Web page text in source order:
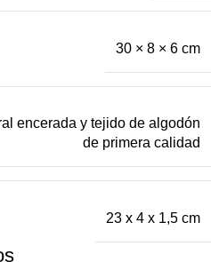
30 × 8 × 6 cm
encerada y tejido de algodón
de primera calidad
23 x 4 x 1,5 cm